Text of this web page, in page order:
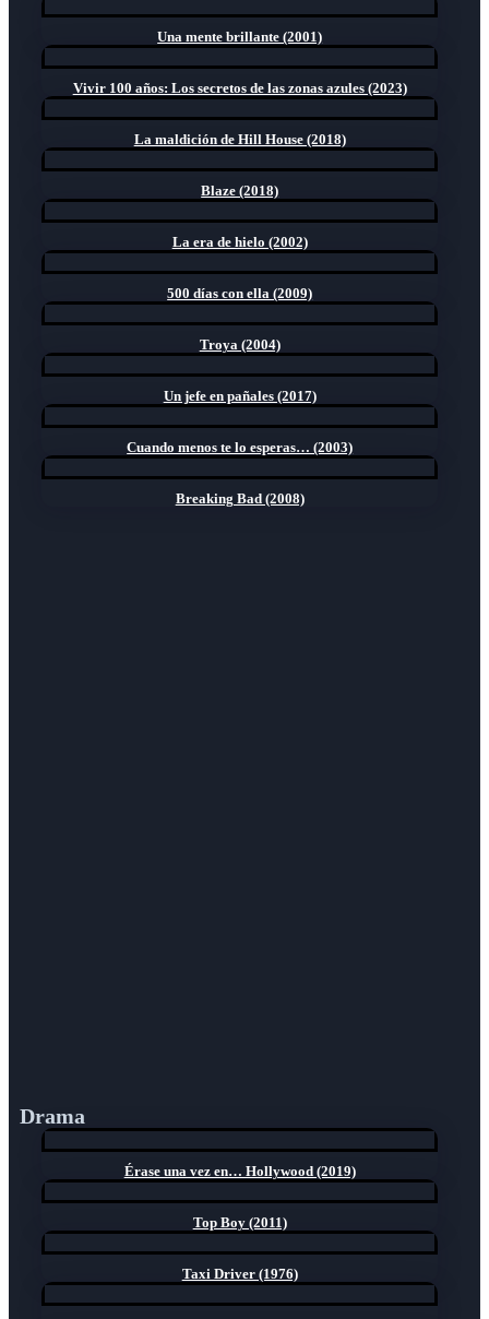
Una mente brillante (2001)
Vivir 100 años: Los secretos de las zonas azules (2023)
La maldición de Hill House (2018)
Blaze (2018)
La era de hielo (2002)
500 días con ella (2009)
Troya (2004)
Un jefe en pañales (2017)
Cuando menos te lo esperas… (2003)
Breaking Bad (2008)
Drama
Érase una vez en… Hollywood (2019)
Top Boy (2011)
Taxi Driver (1976)